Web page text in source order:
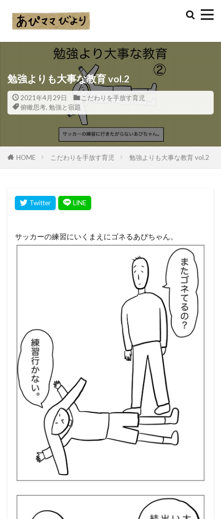
勉強よりも大事な教育 vol.2
2021年4月29日
こだわりを手放す育児
俯瞰思考, 勉強と宿題
HOME こだわりを手放す育児 勉強よりも大事な教育 vol.2
サッカーの練習にいくまえにゴネるあぴちゃん。